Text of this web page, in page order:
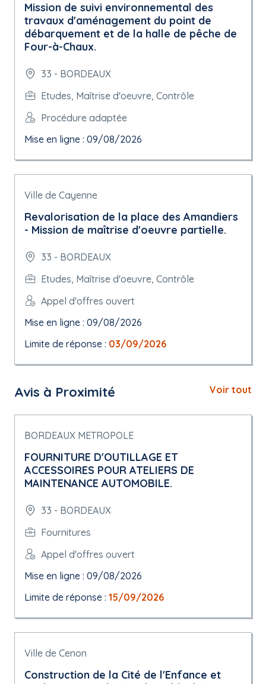
Mission de suivi environnemental des
travaux d'aménagement du point de
débarquement et de la halle de pêche de
Four-à-Chaux.
33 - BORDEAUX
Etudes, Maîtrise d'oeuvre, Contrôle
Procédure adaptée
Mise en ligne : 09/08/2026
Ville de Cayenne
Revalorisation de la place des Amandiers
- Mission de maîtrise d'oeuvre partielle.
33 - BORDEAUX
Etudes, Maîtrise d'oeuvre, Contrôle
Appel d'offres ouvert
Mise en ligne : 09/08/2026
Limite de réponse : 03/09/2026
Avis à Proximité Voir tout
BORDEAUX METROPOLE
FOURNITURE D'OUTILLAGE ET
ACCESSOIRES POUR ATELIERS DE
MAINTENANCE AUTOMOBILE.
33 - BORDEAUX
Fournitures
Appel d'offres ouvert
Mise en ligne : 09/08/2026
Limite de réponse : 15/09/2026
Ville de Cenon
Construction de la Cité de l'Enfance et